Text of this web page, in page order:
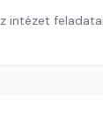
intézet